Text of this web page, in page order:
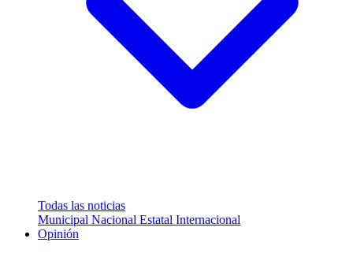
Todas las noticias
Municipal Nacional Estatal Internacional
Opinión